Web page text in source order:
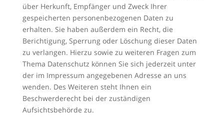
über Herkunft, Empfänger und Zweck Ihrer
gespeicherten personenbezogenen Daten zu
erhalten. Sie haben außerdem ein Recht, die
Berichtigung, Sperrung oder Löschung dieser Daten
zu verlangen. Hierzu sowie zu weiteren Fragen zum
Thema Datenschutz können Sie sich jederzeit unter
der im Impressum angegebenen Adresse an uns
wenden. Des Weiteren steht Ihnen ein
Beschwerderecht bei der zuständigen
Aufsichtsbehörde zu.